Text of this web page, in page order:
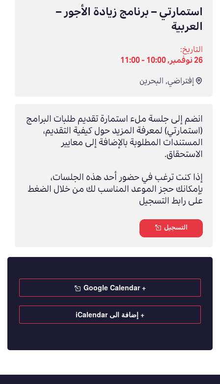
استمارتي – برنامج زيادة الأجور –
العربية
التاريخ:
26 نوفمبر, 10:00 - 11:00
إفتراضي,البحرين
انضم إلى جلسة ملء استمارة تقديم طلبات البرامج
(استمارتي) لمعرفة المزيد حول كيفية التقديم،
المستندات المطلوبة بالإضافة إلى معايير
الاستحقاق.
إذا كنت ترغب في حضور أحد هذه الجلسات،
بإمكانك حجز الموعد المناسب لك من خلال الضغط
على رابط التسجيل
التسجيل
+ Google Calendar
+ إضافة الى iCalendar